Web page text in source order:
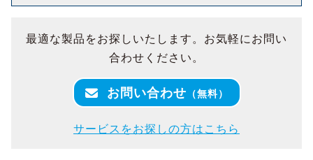
最適な製品をお探しいたします。お気軽にお問い
合わせください。
お問い合わせ （無料）
サービスをお探しの方はこちら